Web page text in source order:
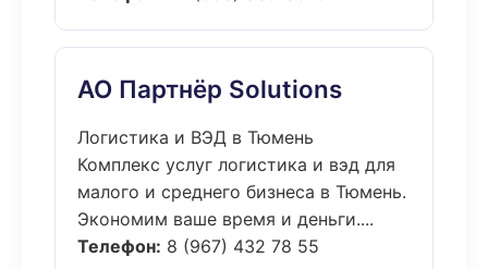
АО Партнёр Solutions
Логистика и ВЭД в Тюмень
Комплекс услуг логистика и вэд для
малого и среднего бизнеса в Тюмень.
Экономим ваше время и деньги....
Телефон: 8 (967) 432 78 55